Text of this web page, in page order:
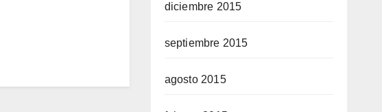
diciembre 2015
septiembre 2015
agosto 2015